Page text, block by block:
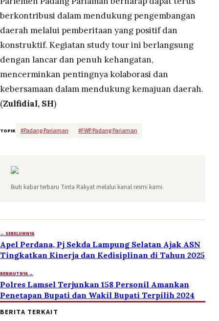
berkontribusi dalam mendukung pengembangan
daerah melalui pemberitaan yang positif dan
konstruktif. Kegiatan study tour ini berlangsung
dengan lancar dan penuh kehangatan,
mencerminkan pentingnya kolaborasi dan
kebersamaan dalam mendukung kemajuan daerah.
(Zulfidial, SH)
TOPIK #Padang Pariaman #FWP Padang Pariaman
Ikuti kabar terbaru Tinta Rakyat melalui kanal resmi kami.
← SEBELUMNYA
Apel Perdana, Pj Sekda Lampung Selatan Ajak ASN
Tingkatkan Kinerja dan Kedisiplinan di Tahun 2025
BERIKUTNYA →
Polres Lamsel Terjunkan 158 Personil Amankan
Penetapan Bupati dan Wakil Bupati Terpilih 2024
BERITA TERKAIT